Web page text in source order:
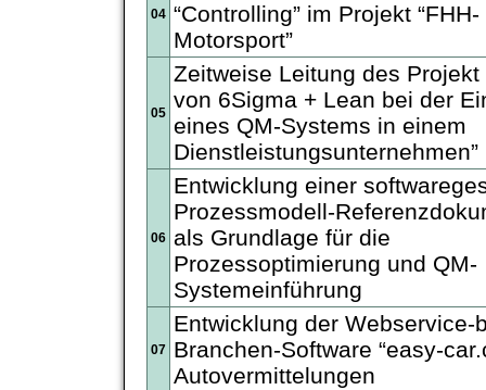
04 “Controlling” im Projekt “FHH-
Motorsport”
05
Zeitweise Leitung des Projekt
von 6Sigma + Lean bei der
eines QM-Systems in einem
Dienstleistungsunternehmen”
06
Entwicklung einer
Prozessmodell-
als Grundlage für die
Prozessoptimierung und QM-
Systemeinführung
07
Entwicklung der Webservice-
Branchen-Software “easy-
Autovermittelungen